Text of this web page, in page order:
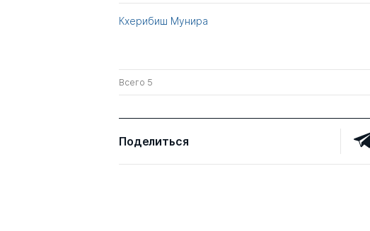
Кхерибиш Мунира
Всего 5
Поделиться